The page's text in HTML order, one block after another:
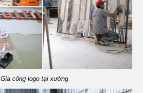
Gia công logo tại xưởng